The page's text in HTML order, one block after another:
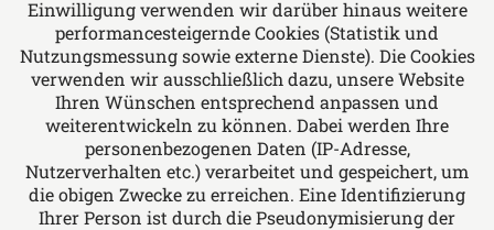
und Forderungsrechts, Verkehrsrechts und
Medizinrechts.
Folgen Sie uns auf
Einwilligung verwenden wir darüber hinaus weitere
performancesteigernde Cookies (Statistik und
Nutzungsmessung sowie externe Dienste). Die Cookies
verwenden wir ausschließlich dazu, unsere Website
Ihren Wünschen entsprechend anpassen und
weiterentwickeln zu können. Dabei werden Ihre
personenbezogenen Daten (IP-Adresse,
Nutzerverhalten etc.) verarbeitet und gespeichert, um
die obigen Zwecke zu erreichen. Eine Identifizierung
Ihrer Person ist durch die Pseudonymisierung der